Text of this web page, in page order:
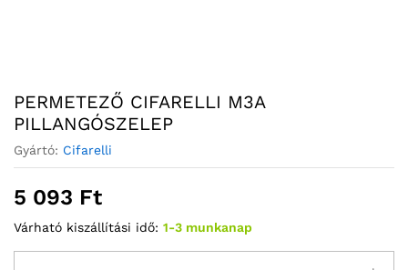
PERMETEZŐ CIFARELLI M3A
PILLANGÓSZELEP
Gyártó: Cifarelli
5 093 Ft
Várható kiszállítási idő: 1-3 munkanap